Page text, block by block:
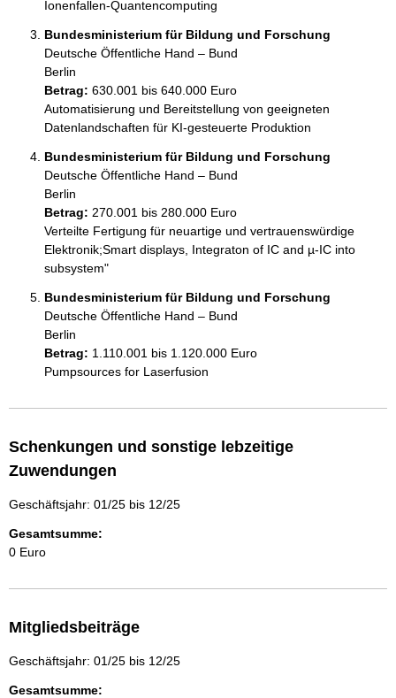
Bundesministerium für Bildung und Forschung
Deutsche Öffentliche Hand – Bund
Berlin
Betrag: 630.001 bis 640.000 Euro
Automatisierung und Bereitstellung von geeigneten
Datenlandschaften für KI-gesteuerte Produktion
Bundesministerium für Bildung und Forschung
Deutsche Öffentliche Hand – Bund
Berlin
Betrag: 270.001 bis 280.000 Euro
Verteilte Fertigung für neuartige und vertrauenswürdige
Elektronik;Smart displays, Integraton of IC and µ-IC into
Bundesministerium für Bildung und Forschung
Deutsche Öffentliche Hand – Bund
Berlin
Betrag: 1.110.001 bis 1.120.000 Euro
Pumpsources for Laserfusion
Schenkungen und sonstige lebzeitige
Zuwendungen
Geschäftsjahr: 01/25 bis 12/25
Gesamtsumme:
0 Euro
Mitgliedsbeiträge
Geschäftsjahr: 01/25 bis 12/25
Gesamtsumme: